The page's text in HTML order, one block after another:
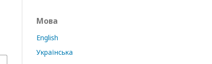
Мова
English
Українська